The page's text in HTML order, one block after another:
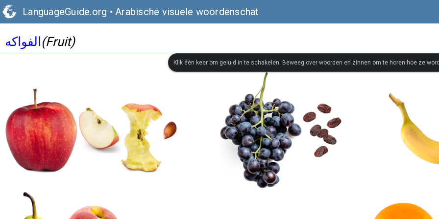
LanguageGuide.org • Arabische visuele woordenschat
الفواكه(Fruit)
Klik één keer om geluid in te schakelen. Beweeg over woorden en zinnen om te horen hoe ze